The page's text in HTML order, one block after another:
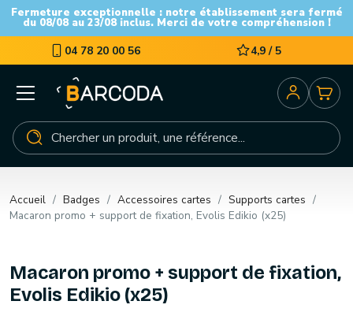
Fermeture exceptionnelle : notre établissement sera fermé
du 08/08 au 23/08 inclus. Merci de votre compréhension !
04 78 20 00 56 4,9 / 5
Accueil Badges Accessoires cartes
Supports cartes
Macaron promo + support de fixation, Evolis Edikio (x25)
Macaron promo + support de fixation,
Evolis Edikio (x25)